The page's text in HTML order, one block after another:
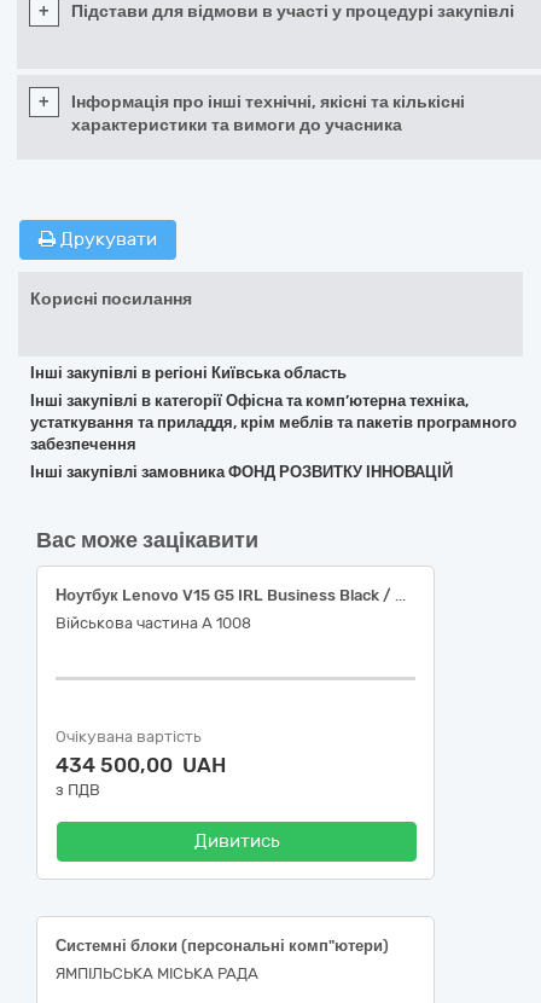
+ Підстави для відмови в участі у процедурі закупівлі
+
Інформація про інші технічні, якісні та кількісні
характеристики та вимоги до учасника
Друкувати
Корисні посилання
Інші закупівлі в регіоні Київська область
Інші закупівлі в категорії Офісна та комп’ютерна техніка,
устаткування та приладдя, крім меблів та пакетів програмного
забезпечення
Інші закупівлі замовника ФОНД РОЗВИТКУ ІННОВАЦІЙ
Вас може зацікавити
Ноутбук Lenovo V15 G5 IRL Business Black / Win11Pro (з сумкою та безпровідною мишкою в комплекті) – 11 шт.
Військова частина А 1008
Очікувана вартість
434 500,00 UAH
з ПДВ
Дивитись
Системні блоки (персональні комп"ютери)
ЯМПІЛЬСЬКА МІСЬКА РАДА